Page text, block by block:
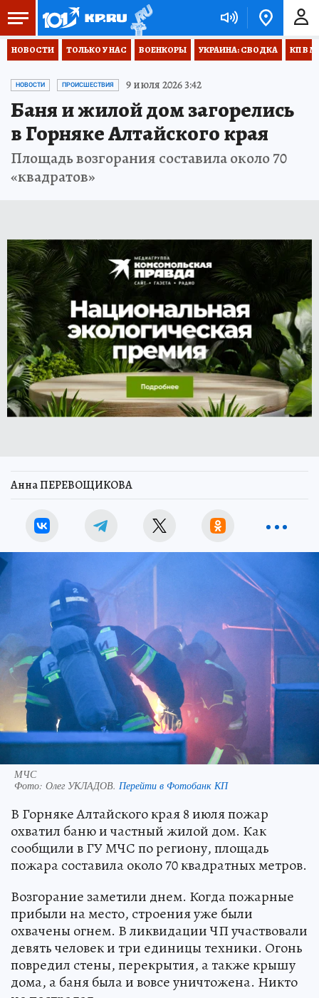
НОВОСТИ ТОЛЬКО У НАС ВОЕНКОРЫ УКРАИНА: СВОДКА КП В
НОВОСТИ ПРОИСШЕСТВИЯ 9 июля 2026 3:42
Баня и жилой дом загорелись
в Горняке Алтайского края
Площадь возгорания составила около 70
«квадратов»
Анна ПЕРЕВОЩИКОВА
МЧС
Фото: Олег УКЛАДОВ. Перейти в Фотобанк КП
В Горняке Алтайского края 8 июля пожар
охватил баню и частный жилой дом. Как
сообщили в ГУ МЧС по региону, площадь
пожара составила около 70 квадратных метров.
Возгорание заметили днем. Когда пожарные
прибыли на место, строения уже были
охвачены огнем. В ликвидации ЧП участвовали
девять человек и три единицы техники. Огонь
повредил стены, перекрытия, а также крышу
дома, а баня была и вовсе уничтожена. Никто